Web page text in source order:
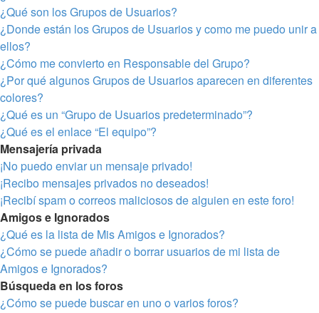
¿Qué son los Grupos de Usuarios?
¿Donde están los Grupos de Usuarios y como me puedo unir a
ellos?
¿Cómo me convierto en Responsable del Grupo?
¿Por qué algunos Grupos de Usuarios aparecen en diferentes
colores?
¿Qué es un “Grupo de Usuarios predeterminado”?
¿Qué es el enlace “El equipo”?
Mensajería privada
¡No puedo enviar un mensaje privado!
¡Recibo mensajes privados no deseados!
¡Recibí spam o correos maliciosos de alguien en este foro!
Amigos e Ignorados
¿Qué es la lista de Mis Amigos e Ignorados?
¿Cómo se puede añadir o borrar usuarios de mi lista de
Amigos e Ignorados?
Búsqueda en los foros
¿Cómo se puede buscar en uno o varios foros?